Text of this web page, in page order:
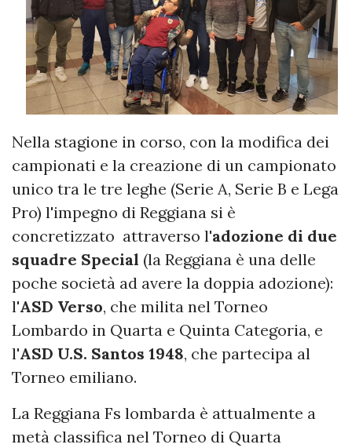
Nella stagione in corso, con la modifica dei
campionati e la creazione di un campionato
unico tra le tre leghe (Serie A, Serie B e Lega
Pro) l'impegno di Reggiana si è
concretizzato attraverso l'adozione di due
squadre Special (la Reggiana è una delle
poche società ad avere la doppia adozione):
l'ASD Verso, che milita nel Torneo
Lombardo in Quarta e Quinta Categoria, e
l'ASD U.S. Santos 1948, che partecipa al
Torneo emiliano.
La Reggiana Fs lombarda è attualmente a
metà classifica nel Torneo di Quarta